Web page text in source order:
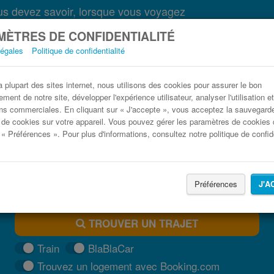
DE CONFIDENTIALITÉ
Politique de confidentialité
plupart des sites internet, nous utilisons des cookies pour assurer le bon
de notre site, développer l'expérience utilisateur, analyser l'utilisation
commerciales. En cliquant sur « J'accepte », vous acceptez la
cookies sur votre appareil. Vous pouvez gérer les paramètres de cookies
Préférences ». Pour plus d'informations, consultez notre politique de
Préférences
devez savoir, lorsque vous voyagez
Bus Grimaud Marseille pas cher
Trouvez votre billet de bus moins cher
TROUVER UN TRAJET
Train
BlaBlaCar
Trouvez un logement avec Booking.com